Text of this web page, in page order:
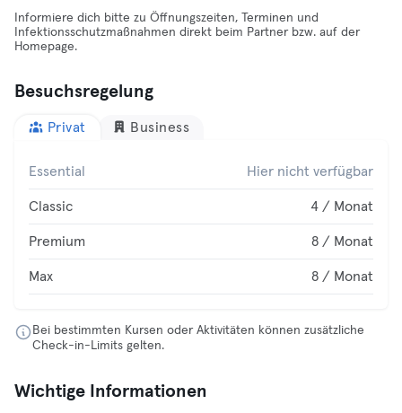
Informiere dich bitte zu Öffnungszeiten, Terminen und
Infektionsschutzmaßnahmen direkt beim Partner bzw. auf der
Homepage.
Besuchsregelung
Privat Business
Essential Hier nicht verfügbar
Classic 4 / Monat
Premium 8 / Monat
Max 8 / Monat
Bei bestimmten Kursen oder Aktivitäten können zusätzliche
Check-in-Limits gelten.
Wichtige Informationen